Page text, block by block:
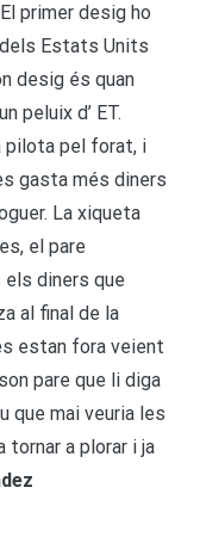
primer desig ho
Estats Units
desig és quan
peluix d’ ET.
pilota pel forat, i
gasta més diners
La xiqueta
el pare
diners que
al final de la
estan fora veient
pare que li diga
que mai veuria les
tornar a plorar i ja